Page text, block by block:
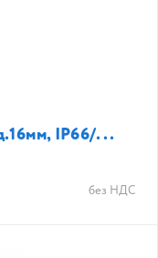
IP66/...
без НДС